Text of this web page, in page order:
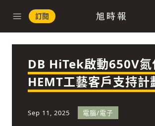
訂閱
政治
DB HiTek啟動650V氮
HEMT工藝客戶支持計
Sep 11, 2025 電腦/電子